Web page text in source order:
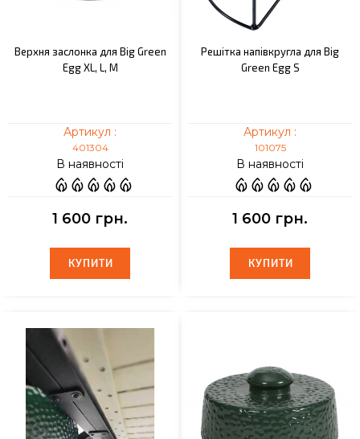
Верхня заслонка для Big Green
Egg XL, L, M
Артикул :
401304
В наявності
1 600 грн.
КУПИТИ
КУПИТИ
Решітка напівкругла для Big
Green Egg S
Артикул :
101075
В наявності
1 600 грн.
КУПИТИ
КУПИТИ